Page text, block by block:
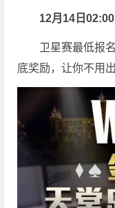
12月14日
卫星赛最低报
底奖励，让你不用